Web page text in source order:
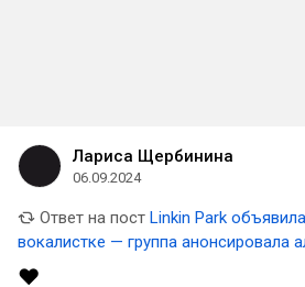
Лариса Щербинина
06.09.2024
Ответ на пост Linkin Park
вокалистке — группа анонсировала
❤️